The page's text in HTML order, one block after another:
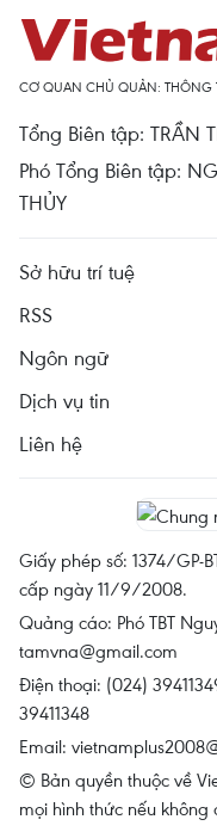
CƠ QUAN CHỦ QUẢN: THÔNG
Tổng Biên tập: TRẦN
Phó Tổng Biên tập:
THỦY
Sở hữu trí tuệ
RSS
Ngôn ngữ
Dịch vụ tin
Liên hệ
Giấy phép số: 1374/GP-
cấp ngày 11/9/2008.
Quảng cáo: Phó TBT
tamvna@gmail.com
Điện thoại: (024)
39411348
Email:
© Bản quyền thuộc về
mọi hình thức nếu